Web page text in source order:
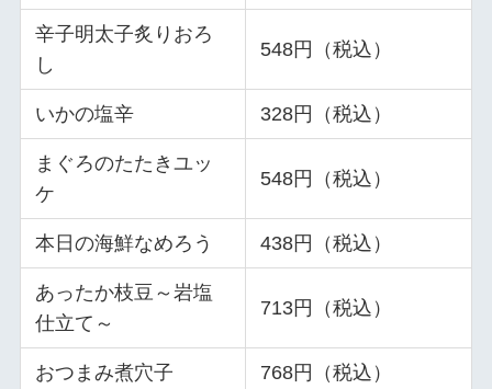
辛子明太子炙りおろ
し
548円（税込）
いかの塩辛 328円（税込）
まぐろのたたきユッ
ケ
548円（税込）
本日の海鮮なめろう 438円（税込）
あったか枝豆～岩塩
仕立て～
713円（税込）
おつまみ煮穴子 768円（税込）